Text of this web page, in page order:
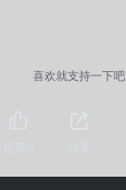
喜欢就支持一下吧